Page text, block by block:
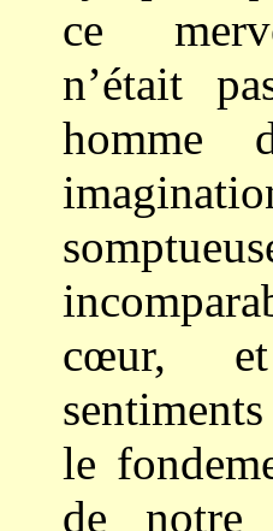
ce
n’était
homme
cœur,
le
de